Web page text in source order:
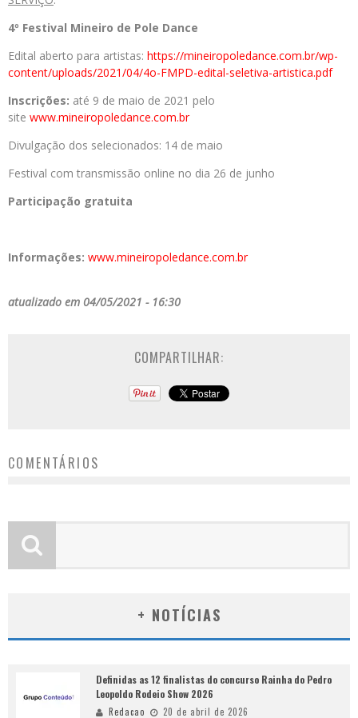
4º Festival Mineiro de Pole Dance
Edital aberto para artistas: https://mineiropoledance.com.br/wp-
content/uploads/2021/04/4o-FMPD-edital-seletiva-artistica.pdf
Inscrições: até 9 de maio de 2021 pelo
site www.mineiropoledance.com.br
Divulgação dos selecionados: 14 de maio
Festival com transmissão online no dia 26 de junho
Participação gratuita
Informações: www.mineiropoledance.com.br
atualizado em 04/05/2021 - 16:30
COMPARTILHAR:
COMENTÁRIOS
+ NOTÍCIAS
Definidas as 12 finalistas do concurso Rainha do Pedro
Leopoldo Rodeio Show 2026
Redacao 20 de abril de 2026